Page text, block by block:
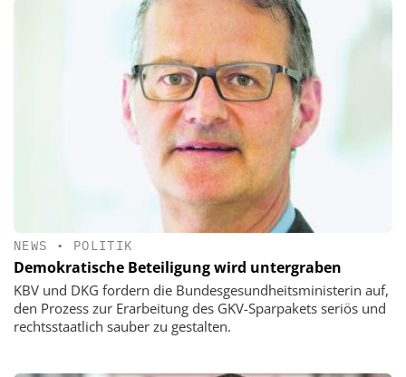
NEWS • POLITIK
Demokratische Beteiligung wird untergraben
KBV und DKG fordern die Bundesgesundheitsministerin auf,
den Prozess zur Erarbeitung des GKV-Sparpakets seriös und
rechtsstaatlich sauber zu gestalten.